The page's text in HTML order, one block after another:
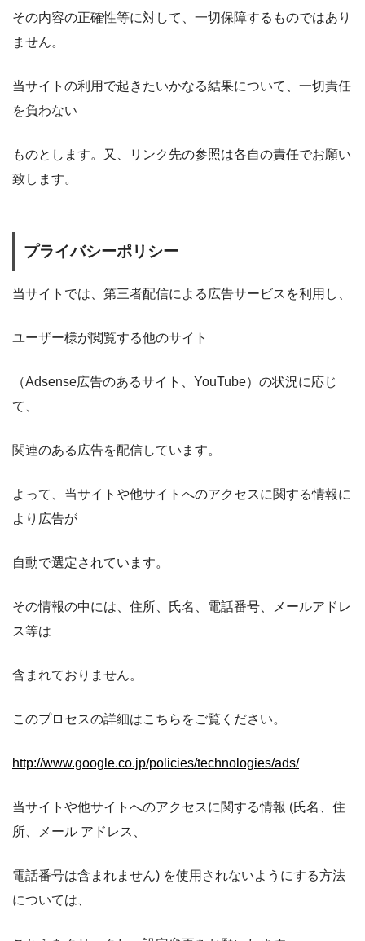
その内容の正確性等に対して、一切保障するものではあり
ません。
当サイトの利用で起きたいかなる結果について、一切責任
を負わない
ものとします。又、リンク先の参照は各自の責任でお願い
致します。
プライバシーポリシー
当サイトでは、第三者配信による広告サービスを利用し、
ユーザー様が閲覧する他のサイト
（Adsense広告のあるサイト、YouTube）の状況に応じ
て、
関連のある広告を配信しています。
よって、当サイトや他サイトへのアクセスに関する情報に
より広告が
自動で選定されています。
その情報の中には、住所、氏名、電話番号、メールアドレ
ス等は
含まれておりません。
このプロセスの詳細はこちらをご覧ください。
http://www.google.co.jp/policies/technologies/ads/
当サイトや他サイトへのアクセスに関する情報 (氏名、住
所、メール アドレス、
電話番号は含まれません) を使用されないようにする方法
については、